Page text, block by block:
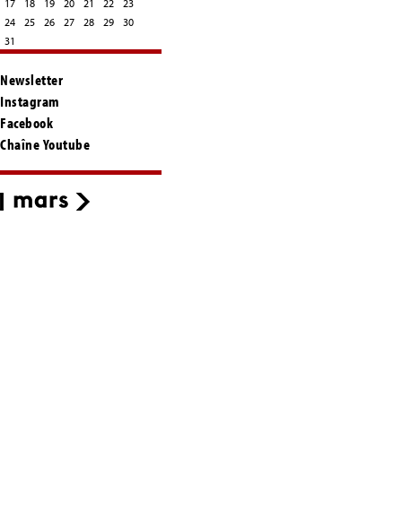
17 18 19 20 21 22
23
24
25 26 27 28 29
30
31
Newsletter
Instagram
Facebook
Chaîne Youtube